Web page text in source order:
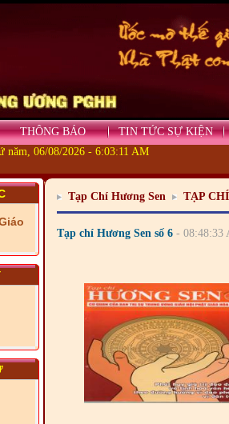
THÔNG BÁO TIN TỨC SỰ KIỆN
năm, 06/08/2026 - 6:03:11 AM
Tạp Chí Hương Sen TẠP
Tạp chí Hương Sen số 6 - 08:48:33